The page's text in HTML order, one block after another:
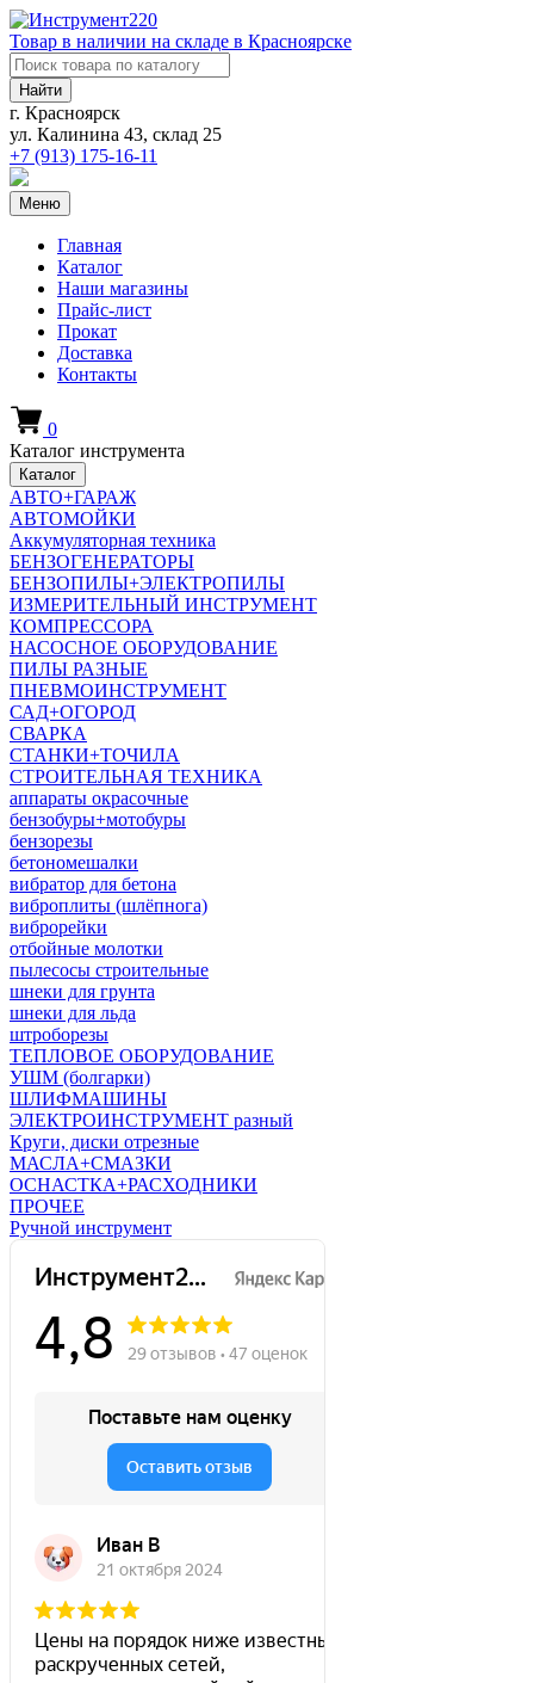
Товар в наличии на складе в Красноярске
Найти
г. Красноярск
ул. Калинина 43, склад 25
+7 (913) 175-16-11
Меню
Главная
Каталог
Наши магазины
Прайс-лист
Прокат
Доставка
Контакты
0
Каталог инструмента
Каталог
АВТО+ГАРАЖ
АВТОМОЙКИ
Аккумуляторная техника
БЕНЗОГЕНЕРАТОРЫ
БЕНЗОПИЛЫ+ЭЛЕКТРОПИЛЫ
ИЗМЕРИТЕЛЬНЫЙ ИНСТРУМЕНТ
КОМПРЕССОРА
НАСОСНОЕ ОБОРУДОВАНИЕ
ПИЛЫ РАЗНЫЕ
ПНЕВМОИНСТРУМЕНТ
САД+ОГОРОД
СВАРКА
СТАНКИ+ТОЧИЛА
СТРОИТЕЛЬНАЯ ТЕХНИКА
аппараты окрасочные
бензобуры+мотобуры
бензорезы
бетономешалки
вибратор для бетона
виброплиты (шлёпнога)
виброрейки
отбойные молотки
пылесосы строительные
шнеки для грунта
шнеки для льда
штроборезы
ТЕПЛОВОЕ ОБОРУДОВАНИЕ
УШМ (болгарки)
ШЛИФМАШИНЫ
ЭЛЕКТРОИНСТРУМЕНТ разный
Круги, диски отрезные
МАСЛА+СМАЗКИ
ОСНАСТКА+РАСХОДНИКИ
ПРОЧЕЕ
Ручной инструмент